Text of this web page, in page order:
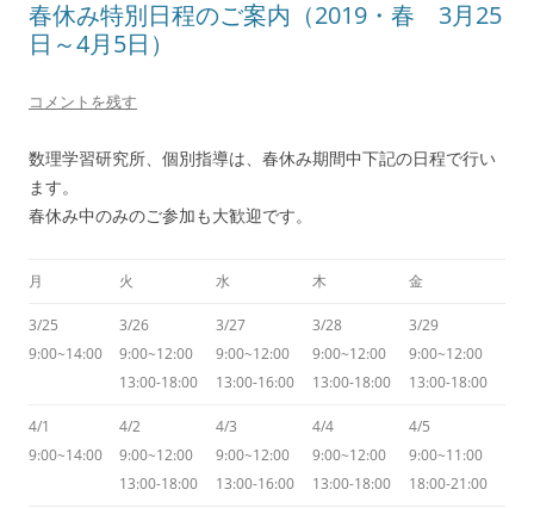
春休み特別日程のご案内（2019・春 3月25
日～4月5日）
コメントを残す
数理学習研究所、個別指導は、春休み期間中下記の日程で行い
ます。
春休み中のみのご参加も大歓迎です。
月 火 水 木 金
3/25
9:00~14:00
3/26
9:00~12:00
13:00-18:00
3/27
9:00~12:00
13:00-16:00
3/28
9:00~12:00
13:00-18:00
3/29
9:00~12:00
13:00-18:00
4/1
9:00~14:00
4/2
9:00~12:00
13:00-18:00
4/3
9:00~12:00
13:00-16:00
4/4
9:00~12:00
13:00-18:00
4/5
9:00~11:00
18:00-21:00